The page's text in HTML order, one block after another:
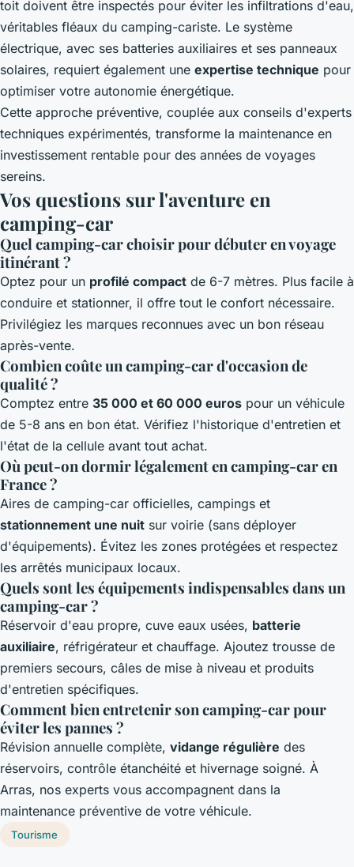
toit doivent être inspectés pour éviter les infiltrations d'eau,
véritables fléaux du camping-cariste. Le système
électrique, avec ses batteries auxiliaires et ses panneaux
solaires, requiert également une expertise technique pour
optimiser votre autonomie énergétique.
Cette approche préventive, couplée aux conseils d'experts
techniques expérimentés, transforme la maintenance en
investissement rentable pour des années de voyages
sereins.
Vos questions sur l'aventure en
camping-car
Quel camping-car choisir pour débuter en voyage
itinérant ?
Optez pour un profilé compact de 6-7 mètres. Plus facile à
conduire et stationner, il offre tout le confort nécessaire.
Privilégiez les marques reconnues avec un bon réseau
après-vente.
Combien coûte un camping-car d'occasion de
qualité ?
Comptez entre 35 000 et 60 000 euros pour un véhicule
de 5-8 ans en bon état. Vérifiez l'historique d'entretien et
l'état de la cellule avant tout achat.
Où peut-on dormir légalement en camping-car en
France ?
Aires de camping-car officielles, campings et
stationnement une nuit sur voirie (sans déployer
d'équipements). Évitez les zones protégées et respectez
les arrêtés municipaux locaux.
Quels sont les équipements indispensables dans un
camping-car ?
Réservoir d'eau propre, cuve eaux usées, batterie
auxiliaire, réfrigérateur et chauffage. Ajoutez trousse de
premiers secours, câles de mise à niveau et produits
d'entretien spécifiques.
Comment bien entretenir son camping-car pour
éviter les pannes ?
Révision annuelle complète, vidange régulière des
réservoirs, contrôle étanchéité et hivernage soigné. À
Arras, nos experts vous accompagnent dans la
maintenance préventive de votre véhicule.
Tourisme